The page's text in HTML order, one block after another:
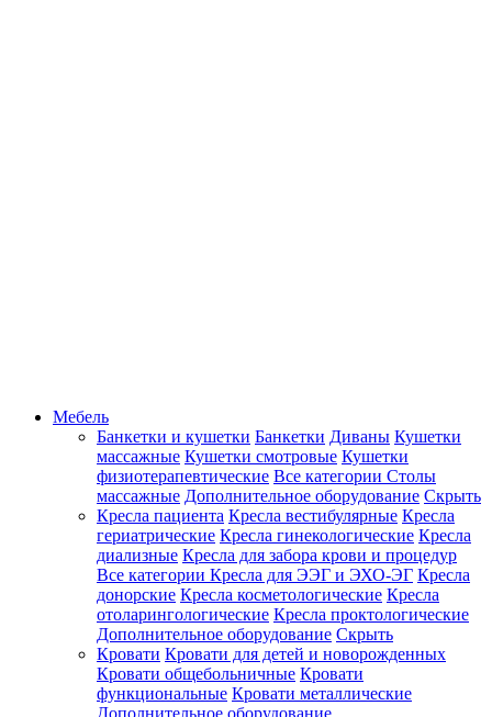
Мебель
Банкетки и кушетки Банкетки Диваны Кушетки
массажные Кушетки смотровые Кушетки
физиотерапевтические Все категории Столы
массажные Дополнительное оборудование Скрыть
Кресла пациента Кресла вестибулярные Кресла
гериатрические Кресла гинекологические Кресла
диализные Кресла для забора крови и процедур
Все категории Кресла для ЭЭГ и ЭХО-ЭГ Кресла
донорские Кресла косметологические Кресла
отоларингологические Кресла проктологические
Дополнительное оборудование Скрыть
Кровати Кровати для детей и новорожденных
Кровати общебольничные Кровати
функциональные Кровати металлические
Дополнительное оборудование